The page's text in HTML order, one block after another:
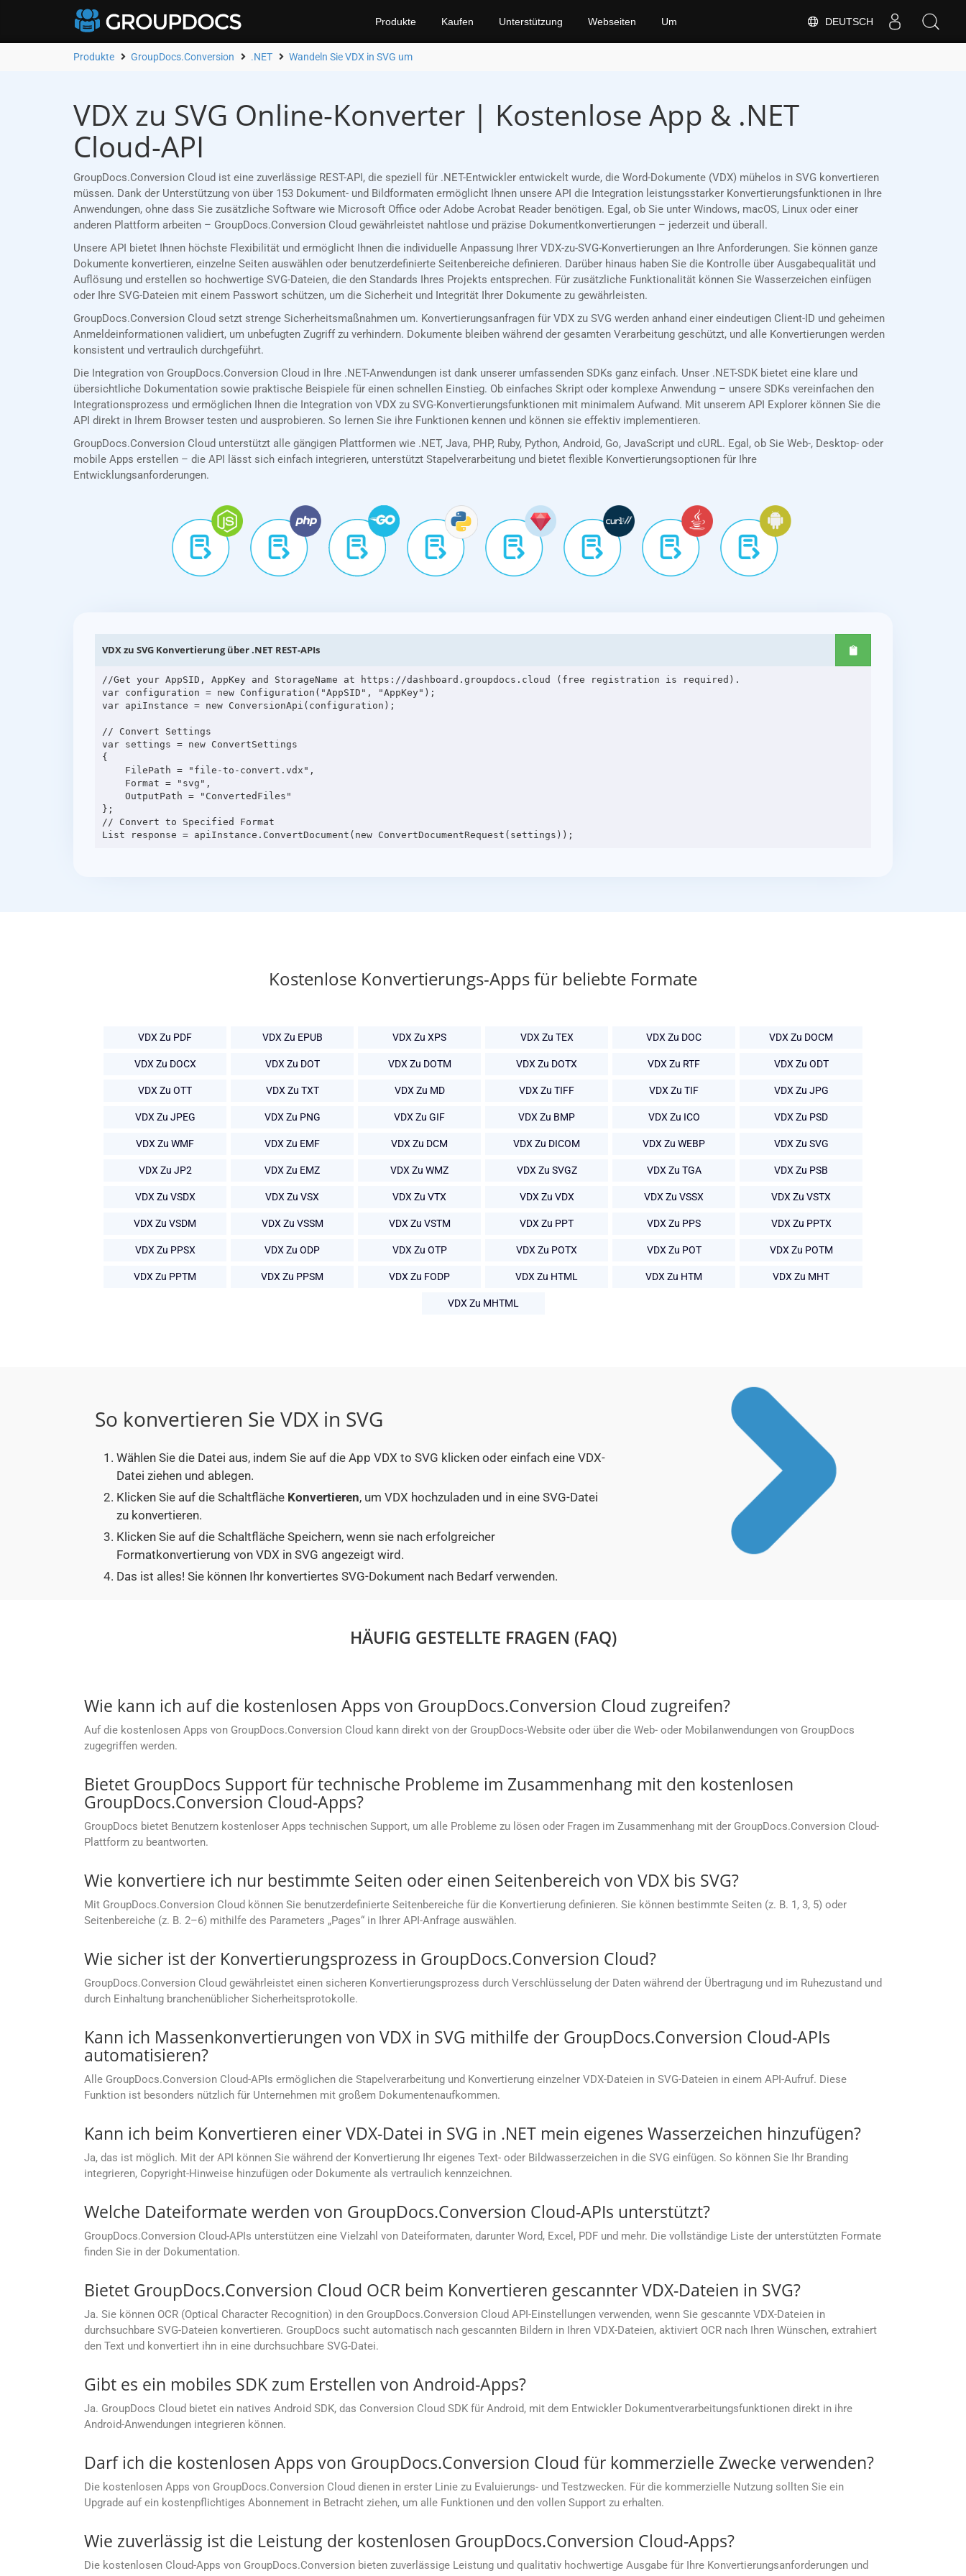
DEUTSCH
Produkte Kaufen Unterstützung Webseiten Um
Produkte GroupDocs.Conversion .NET Wandeln Sie VDX in SVG um
VDX zu SVG Online-Konverter | Kostenlose App & .NET
Cloud-API
GroupDocs.Conversion Cloud ist eine zuverlässige REST-API, die speziell für .NET-Entwickler entwickelt wurde, die Word-Dokumente (VDX) mühelos in SVG konvertieren
müssen. Dank der Unterstützung von über 153 Dokument- und Bildformaten ermöglicht Ihnen unsere API die Integration leistungsstarker Konvertierungsfunktionen in Ihre
Anwendungen, ohne dass Sie zusätzliche Software wie Microsoft Office oder Adobe Acrobat Reader benötigen. Egal, ob Sie unter Windows, macOS, Linux oder einer
anderen Plattform arbeiten – GroupDocs.Conversion Cloud gewährleistet nahtlose und präzise Dokumentkonvertierungen – jederzeit und überall.
Unsere API bietet Ihnen höchste Flexibilität und ermöglicht Ihnen die individuelle Anpassung Ihrer VDX-zu-SVG-Konvertierungen an Ihre Anforderungen. Sie können ganze
Dokumente konvertieren, einzelne Seiten auswählen oder benutzerdefinierte Seitenbereiche definieren. Darüber hinaus haben Sie die Kontrolle über Ausgabequalität und
Auflösung und erstellen so hochwertige SVG-Dateien, die den Standards Ihres Projekts entsprechen. Für zusätzliche Funktionalität können Sie Wasserzeichen einfügen
oder Ihre SVG-Dateien mit einem Passwort schützen, um die Sicherheit und Integrität Ihrer Dokumente zu gewährleisten.
GroupDocs.Conversion Cloud setzt strenge Sicherheitsmaßnahmen um. Konvertierungsanfragen für VDX zu SVG werden anhand einer eindeutigen Client-ID und geheimen
Anmeldeinformationen validiert, um unbefugten Zugriff zu verhindern. Dokumente bleiben während der gesamten Verarbeitung geschützt, und alle Konvertierungen werden
konsistent und vertraulich durchgeführt.
Die Integration von GroupDocs.Conversion Cloud in Ihre .NET-Anwendungen ist dank unserer umfassenden SDKs ganz einfach. Unser .NET-SDK bietet eine klare und
übersichtliche Dokumentation sowie praktische Beispiele für einen schnellen Einstieg. Ob einfaches Skript oder komplexe Anwendung – unsere SDKs vereinfachen den
Integrationsprozess und ermöglichen Ihnen die Integration von VDX zu SVG-Konvertierungsfunktionen mit minimalem Aufwand. Mit unserem API Explorer können Sie die
API direkt in Ihrem Browser testen und ausprobieren. So lernen Sie ihre Funktionen kennen und können sie effektiv implementieren.
GroupDocs.Conversion Cloud unterstützt alle gängigen Plattformen wie .NET, Java, PHP, Ruby, Python, Android, Go, JavaScript und cURL. Egal, ob Sie Web-, Desktop- oder
mobile Apps erstellen – die API lässt sich einfach integrieren, unterstützt Stapelverarbeitung und bietet flexible Konvertierungsoptionen für Ihre
Entwicklungsanforderungen.
VDX zu SVG Konvertierung über .NET REST-APIs
//Get your AppSID, AppKey and StorageName at https://dashboard.groupdocs.cloud (free registration is required).
var configuration = new Configuration("AppSID", "AppKey");
var apiInstance = new ConversionApi(configuration);
// Convert Settings
var settings = new ConvertSettings
{
};
// Convert to Specified Format
Kostenlose Konvertierungs-Apps für beliebte Formate
VDX Zu PDF VDX Zu EPUB VDX Zu XPS VDX Zu TEX VDX Zu DOC VDX Zu DOCM
VDX Zu DOCX VDX Zu DOT VDX Zu DOTM VDX Zu DOTX VDX Zu RTF VDX Zu ODT
VDX Zu OTT VDX Zu TXT VDX Zu MD VDX Zu TIFF VDX Zu TIF VDX Zu JPG
VDX Zu JPEG VDX Zu PNG VDX Zu GIF VDX Zu BMP VDX Zu ICO VDX Zu PSD
VDX Zu WMF VDX Zu EMF VDX Zu DCM VDX Zu DICOM VDX Zu WEBP VDX Zu SVG
VDX Zu JP2 VDX Zu EMZ VDX Zu WMZ VDX Zu SVGZ VDX Zu TGA VDX Zu PSB
VDX Zu VSDX VDX Zu VSX VDX Zu VTX VDX Zu VDX VDX Zu VSSX VDX Zu VSTX
VDX Zu VSDM VDX Zu VSSM VDX Zu VSTM VDX Zu PPT VDX Zu PPS VDX Zu PPTX
VDX Zu PPSX VDX Zu ODP VDX Zu OTP VDX Zu POTX VDX Zu POT VDX Zu POTM
VDX Zu PPTM VDX Zu PPSM VDX Zu FODP VDX Zu HTML VDX Zu HTM VDX Zu MHT
VDX Zu MHTML
So konvertieren Sie VDX in SVG
Wählen Sie die Datei aus, indem Sie auf die App VDX to SVG klicken oder einfach eine VDX-
Datei ziehen und ablegen.
Klicken Sie auf die Schaltfläche Konvertieren, um VDX hochzuladen und in eine SVG-Datei
zu konvertieren.
Klicken Sie auf die Schaltfläche Speichern, wenn sie nach erfolgreicher
Formatkonvertierung von VDX in SVG angezeigt wird.
Das ist alles! Sie können Ihr konvertiertes SVG-Dokument nach Bedarf verwenden.
HÄUFIG GESTELLTE FRAGEN (FAQ)
Wie kann ich auf die kostenlosen Apps von GroupDocs.Conversion Cloud zugreifen?
Auf die kostenlosen Apps von GroupDocs.Conversion Cloud kann direkt von der GroupDocs-Website oder über die Web- oder Mobilanwendungen von GroupDocs
zugegriffen werden.
Bietet GroupDocs Support für technische Probleme im Zusammenhang mit den kostenlosen
GroupDocs.Conversion Cloud-Apps?
GroupDocs bietet Benutzern kostenloser Apps technischen Support, um alle Probleme zu lösen oder Fragen im Zusammenhang mit der GroupDocs.Conversion Cloud-
Plattform zu beantworten.
Wie konvertiere ich nur bestimmte Seiten oder einen Seitenbereich von VDX bis SVG?
Mit GroupDocs.Conversion Cloud können Sie benutzerdefinierte Seitenbereiche für die Konvertierung definieren. Sie können bestimmte Seiten (z. B. 1, 3, 5) oder
Seitenbereiche (z. B. 2–6) mithilfe des Parameters „Pages“ in Ihrer API-Anfrage auswählen.
Wie sicher ist der Konvertierungsprozess in GroupDocs.Conversion Cloud?
GroupDocs.Conversion Cloud gewährleistet einen sicheren Konvertierungsprozess durch Verschlüsselung der Daten während der Übertragung und im Ruhezustand und
durch Einhaltung branchenüblicher Sicherheitsprotokolle.
Kann ich Massenkonvertierungen von VDX in SVG mithilfe der GroupDocs.Conversion Cloud-APIs
automatisieren?
Alle GroupDocs.Conversion Cloud-APIs ermöglichen die Stapelverarbeitung und Konvertierung einzelner VDX-Dateien in SVG-Dateien in einem API-Aufruf. Diese
Funktion ist besonders nützlich für Unternehmen mit großem Dokumentenaufkommen.
Kann ich beim Konvertieren einer VDX-Datei in SVG in .NET mein eigenes Wasserzeichen hinzufügen?
Ja, das ist möglich. Mit der API können Sie während der Konvertierung Ihr eigenes Text- oder Bildwasserzeichen in die SVG einfügen. So können Sie Ihr Branding
integrieren, Copyright-Hinweise hinzufügen oder Dokumente als vertraulich kennzeichnen.
Welche Dateiformate werden von GroupDocs.Conversion Cloud-APIs unterstützt?
GroupDocs.Conversion Cloud-APIs unterstützen eine Vielzahl von Dateiformaten, darunter Word, Excel, PDF und mehr. Die vollständige Liste der unterstützten Formate
finden Sie in der Dokumentation.
Bietet GroupDocs.Conversion Cloud OCR beim Konvertieren gescannter VDX-Dateien in SVG?
Ja. Sie können OCR (Optical Character Recognition) in den GroupDocs.Conversion Cloud API-Einstellungen verwenden, wenn Sie gescannte VDX-Dateien in
durchsuchbare SVG-Dateien konvertieren. GroupDocs sucht automatisch nach gescannten Bildern in Ihren VDX-Dateien, aktiviert OCR nach Ihren Wünschen, extrahiert
den Text und konvertiert ihn in eine durchsuchbare SVG-Datei.
Gibt es ein mobiles SDK zum Erstellen von Android-Apps?
Ja. GroupDocs Cloud bietet ein natives Android SDK, das Conversion Cloud SDK für Android, mit dem Entwickler Dokumentverarbeitungsfunktionen direkt in ihre
Android-Anwendungen integrieren können.
Darf ich die kostenlosen Apps von GroupDocs.Conversion Cloud für kommerzielle Zwecke verwenden?
Die kostenlosen Apps von GroupDocs.Conversion Cloud dienen in erster Linie zu Evaluierungs- und Testzwecken. Für die kommerzielle Nutzung sollten Sie ein
Upgrade auf ein kostenpflichtiges Abonnement in Betracht ziehen, um alle Funktionen und den vollen Support zu erhalten.
Wie zuverlässig ist die Leistung der kostenlosen GroupDocs.Conversion Cloud-Apps?
Die kostenlosen Cloud-Apps von GroupDocs.Conversion bieten zuverlässige Leistung und qualitativ hochwertige Ausgabe für Ihre Konvertierungsanforderungen und